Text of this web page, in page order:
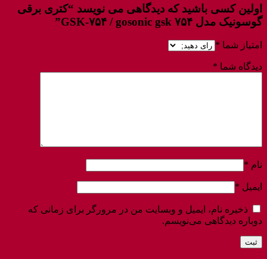
اولین کسی باشید که دیدگاهی می نویسد “کتری برقی
گوسونیک مدل GSK-۷۵۴ / gosonic gsk ۷۵۴”
امتیاز شما *
دیدگاه شما *
نام *
ایمیل *
ذخیره نام، ایمیل و وبسایت من در مرورگر برای زمانی که
دوباره دیدگاهی می‌نویسم.